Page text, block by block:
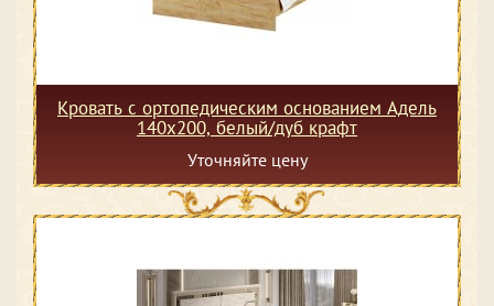
Кровать с ортопедическим основанием Адель
140х200, белый/дуб крафт
Уточняйте цену